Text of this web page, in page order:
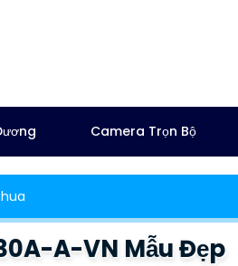
Camera Trọn Bộ
A-VN Mẫu Đẹp